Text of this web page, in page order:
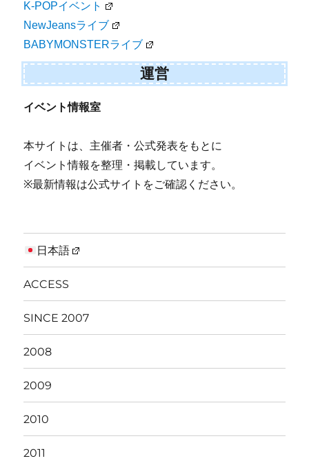
K-POPイベント
NewJeansライブ
BABYMONSTERライブ
運営
イベント情報室
本サイトは、主催者・公式発表をもとに
イベント情報を整理・掲載しています。
※最新情報は公式サイトをご確認ください。
日本語
ACCESS
SINCE 2007
2008
2009
2010
2011